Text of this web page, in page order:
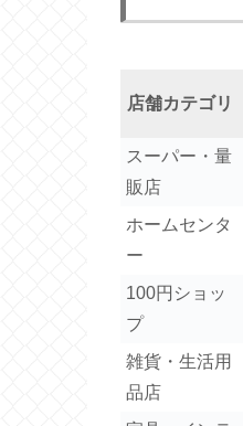
店舗カテゴリ
スーパー・量
販店
ホームセンタ
ー
100円ショッ
プ
雑貨・生活用
品店